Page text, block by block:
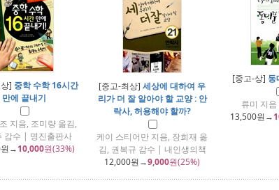
] 중학 수학 16시간
만에 끝내기
지음, 조미량 옮김,
감수 | 명진출판사
원→10,000원(33%)
[중고-최상] 세상에 대하여 우
리가 더 잘 알아야 할 교양 : 안
락사, 허용해야 할까?
케이 스티어만 지음, 장희재 옮
김, 권복규 감수 | 내인생의책
12,000원→9,000원(25%)
[중고-상] 동
류미 지
13,500원→